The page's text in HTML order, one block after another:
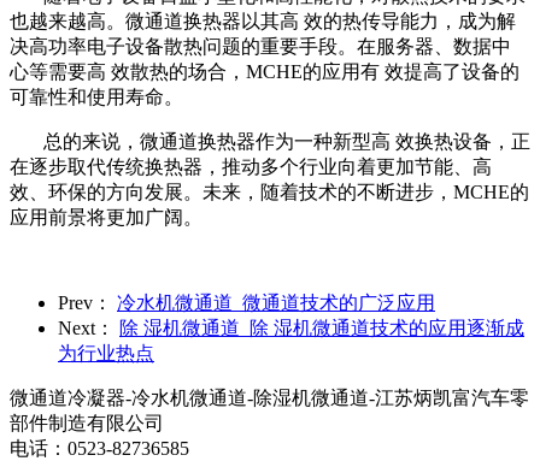
也越来越高。微通道换热器以其高 效的热传导能力，成为解
决高功率电子设备散热问题的重要手段。在服务器、数据中
心等需要高 效散热的场合，MCHE的应用有 效提高了设备的
可靠性和使用寿命。
总的来说，微通道换热器作为一种新型高 效换热设备，正
在逐步取代传统换热器，推动多个行业向着更加节能、高
效、环保的方向发展。未来，随着技术的不断进步，MCHE的
应用前景将更加广阔。
Prev：
冷水机微通道_微通道技术的广泛应用
Next：
除 湿机微通道_除 湿机微通道​技术的应用逐渐成
为行业热点
微通道冷凝器-冷水机微通道-除湿机微通道-江苏炳凯富汽车零
部件制造有限公司
电话：0523-82736585